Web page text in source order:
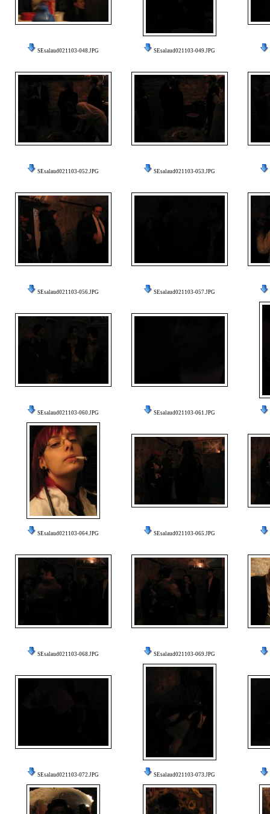
SEsalaud021103-048.JPG SEsalaud021103-049.JPG
SEsalaud021103-052.JPG SEsalaud021103-053.JPG
SEsalaud021103-056.JPG SEsalaud021103-057.JPG
SEsalaud021103-060.JPG SEsalaud021103-061.JPG
SEsalaud021103-064.JPG SEsalaud021103-065.JPG
SEsalaud021103-068.JPG SEsalaud021103-069.JPG
SEsalaud021103-072.JPG SEsalaud021103-073.JPG